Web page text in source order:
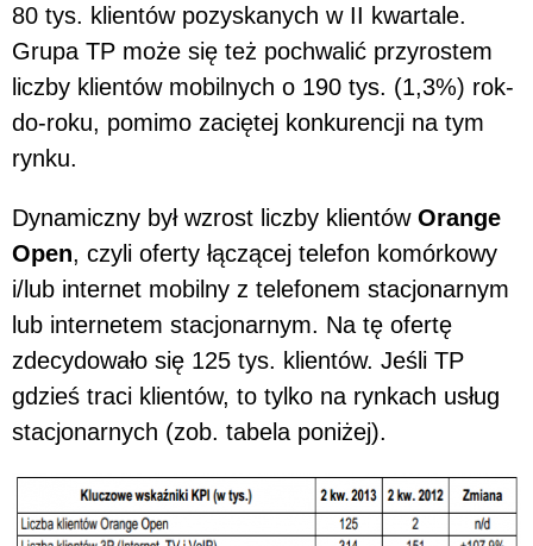
80 tys. klientów pozyskanych w II kwartale.
Grupa TP może się też pochwalić przyrostem
liczby klientów mobilnych o 190 tys. (1,3%) rok-
do-roku, pomimo zaciętej konkurencji na tym
rynku.
Dynamiczny był wzrost liczby klientów Orange
Open, czyli oferty łączącej telefon komórkowy
i/lub internet mobilny z telefonem stacjonarnym
lub internetem stacjonarnym. Na tę ofertę
zdecydowało się 125 tys. klientów. Jeśli TP
gdzieś traci klientów, to tylko na rynkach usług
stacjonarnych (zob. tabela poniżej).